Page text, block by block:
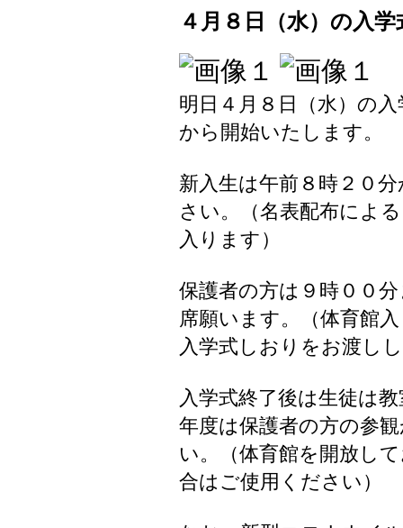
４月８日（水）の入
明日４月８日（水）の
から開始いたします。
新入生は午前８時２０
さい。（名表配布によ
入ります）
保護者の方は９時００
席願います。（体育館
入学式しおりをお渡し
入学式終了後は生徒は
年度は保護者の方の参
い。（体育館を開放し
合はご使用ください）